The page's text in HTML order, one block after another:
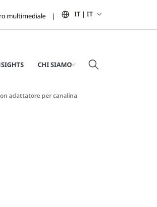
multimediale IT | IT
CHI SIAMO
adattatore per canalina